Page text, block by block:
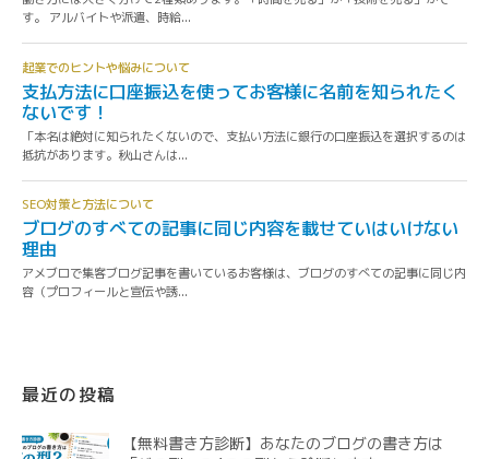
最近の投稿
【無料書き方診断】あなたのブログの書き方は